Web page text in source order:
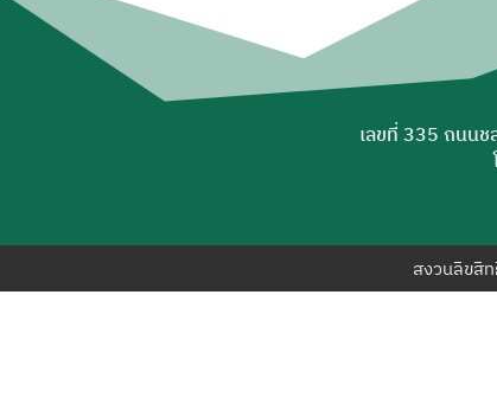
เลขที่ 335 ถนน
สงวนลิขสิ